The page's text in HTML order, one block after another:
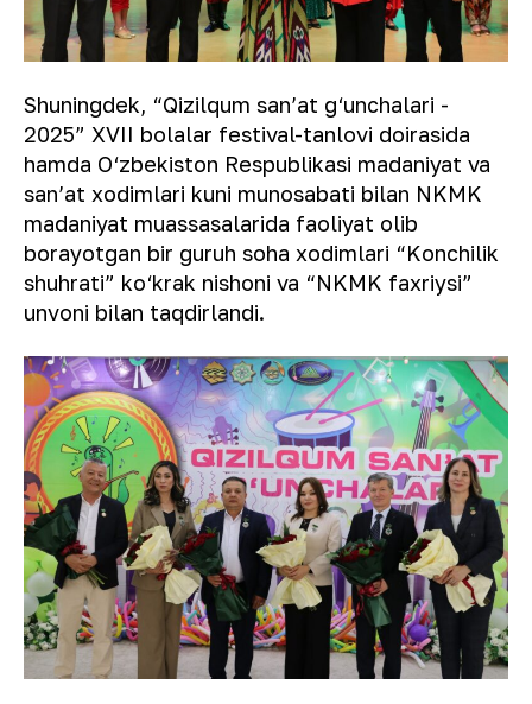
Shuningdek, “Qizilqum sanʼat g‘unchalari -
2025” XVII bolalar festival-tanlovi doirasida
hamda O‘zbekiston Respublikasi madaniyat va
sanʼat xodimlari kuni munosabati bilan NKMK
madaniyat muassasalarida faoliyat olib
borayotgan bir guruh soha xodimlari “Konchilik
shuhrati” ko‘krak nishoni va “NKMK faxriysi”
unvoni bilan taqdirlandi.